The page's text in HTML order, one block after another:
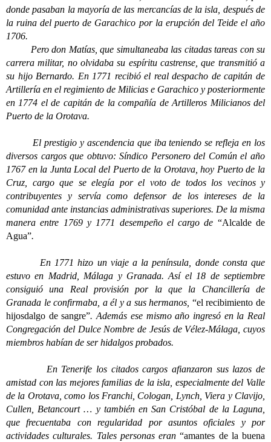
donde pasaban la mayoría de las mercancías de la isla, después de
la ruina del puerto de Garachico por la erupción del Teide el año
1706.
Pero don Matías, que simultaneaba las citadas tareas con su
carrera militar, no olvidaba su espíritu castrense, que transmitió a
su hijo Bernardo. En 1771 recibió el real despacho de capitán de
Artillería en el regimiento de Milicias e Garachico y posteriormente
en 1774 el de capitán de la compañía de Artilleros Milicianos del
Puerto de la Orotava.
El prestigio y ascendencia que iba teniendo se refleja en los
diversos cargos que obtuvo: Síndico Personero del Común el año
1767 en la Junta Local del Puerto de la Orotava, hoy Puerto de la
Cruz, cargo que se elegía por el voto de todos los vecinos y
contribuyentes y servía como defensor de los intereses de la
comunidad ante instancias administrativas superiores. De la misma
manera entre 1769 y 1771 desempeño el cargo de “Alcalde de
Agua”.
En 1771 hizo un viaje a la península, donde consta que
estuvo en Madrid, Málaga y Granada. Así el 18 de septiembre
consiguió una Real provisión por la que la Chancillería de
Granada le confirmaba, a él y a sus hermanos, “el recibimiento de
hijosdalgo de sangre”. Además ese mismo año ingresó en la Real
Congregación del Dulce Nombre de Jesús de Vélez-Málaga, cuyos
miembros habían de ser hidalgos probados.
En Tenerife los citados cargos afianzaron sus lazos de
amistad con las mejores familias de la isla, especialmente del Valle
de la Orotava, como los Franchi, Cologan, Lynch, Viera y Clavijo,
Cullen, Betancourt … y también en San Cristóbal de la Laguna,
que frecuentaba con regularidad por asuntos oficiales y por
actividades culturales. Tales personas eran“amantes de la buena